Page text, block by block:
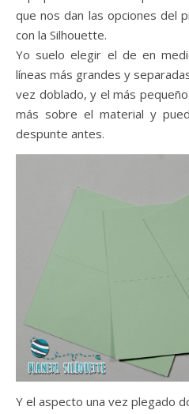
que nos dan las opciones del
con la Silhouette.
Yo suelo elegir el de en
líneas más grandes y
vez doblado, y el más
más sobre el material y
despunte antes.
Y el aspecto una vez plegado